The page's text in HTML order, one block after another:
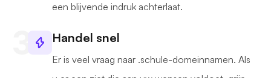
een blijvende indruk achterlaat.
Handel snel
Er is veel vraag naar .schule-domeinnamen. Als